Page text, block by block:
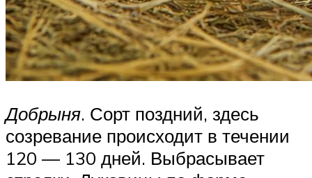
Добрыня. Сорт поздний, здесь
созревание происходит в течении
120 — 130 дней. Выбрасывает